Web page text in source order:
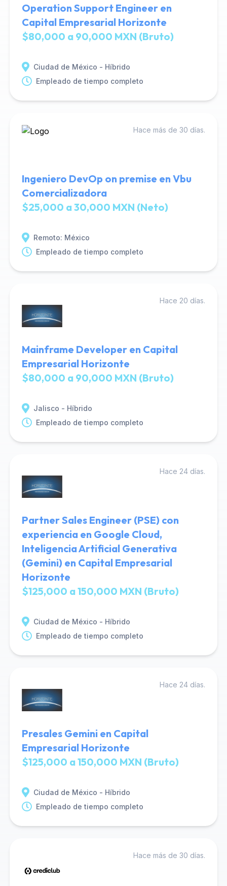
Operation Support Engineer en
Capital Empresarial Horizonte
$80,000 a 90,000 MXN (Bruto)
Ciudad de México - Híbrido
Empleado de tiempo completo
Hace más de 30 días.
Ingeniero DevOp on premise en Vbu
Comercializadora
$25,000 a 30,000 MXN (Neto)
Remoto: México
Empleado de tiempo completo
Hace 20 días.
Mainframe Developer en Capital
Empresarial Horizonte
$80,000 a 90,000 MXN (Bruto)
Jalisco - Híbrido
Empleado de tiempo completo
Hace 24 días.
Partner Sales Engineer (PSE) con
experiencia en Google Cloud,
Inteligencia Artificial Generativa
(Gemini) en Capital Empresarial
Horizonte
$125,000 a 150,000 MXN (Bruto)
Ciudad de México - Híbrido
Empleado de tiempo completo
Hace 24 días.
Presales Gemini en Capital
Empresarial Horizonte
$125,000 a 150,000 MXN (Bruto)
Ciudad de México - Híbrido
Empleado de tiempo completo
Hace más de 30 días.